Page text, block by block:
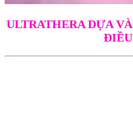
ULTRATHERA DỰA